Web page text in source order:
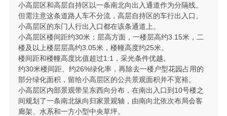
小高层区和高层自持区以一条南北向出入通道作为分隔线。
但需注意这条道路人车不分流，高层自持区的车行出入口、
小高层区的东门人行出入口都在该条通道上。
小高层区楼间距约30米；层高方面，一楼层高约3.15米，二
楼及以上楼层层高约3.05米，楼幢高度约25米。
楼间距和楼幢高度比值超过1:1，采光条件优越。
约30米楼间距、约26%绿化率，再除去一楼户型花园占用的
部分绿化面积，留给小高层区的公共景观面积并不宽裕。
小高层区内部景观带呈东西向分布，在南出入口到10号楼之
间规划了一条南北纵向归家景观轴，由南向北依次布局会客
廊架、水系和一方小型中央草坪。